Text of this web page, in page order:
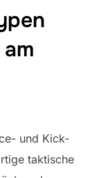
und Kick-
taktische